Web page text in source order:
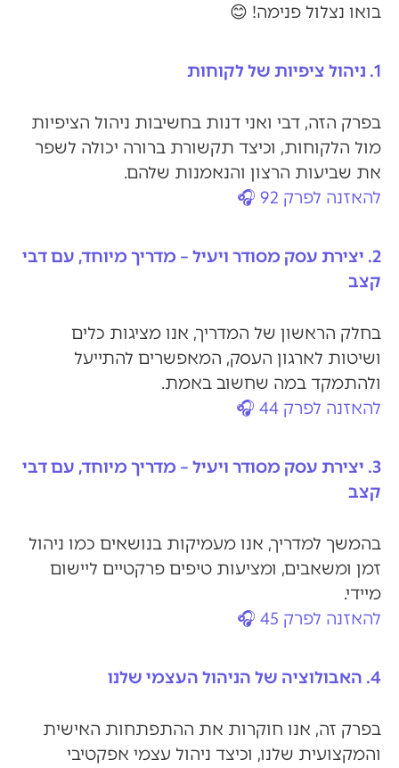
בואו נצלול פנימה! 😊
1. ניהול ציפיות של לקוחות
בפרק הזה, דבי ואני דנות בחשיבות ניהול הציפיות
מול הלקוחות, וכיצד תקשורת ברורה יכולה לשפר
את שביעות הרצון והנאמנות שלהם.
להאזנה לפרק 92 🎧
2. יצירת עסק מסודר ויעיל – מדריך מיוחד, עם דבי
קצב
בחלק הראשון של המדריך, אנו מציגות כלים
ושיטות לארגון העסק, המאפשרים להתייעל
ולהתמקד במה שחשוב באמת.
להאזנה לפרק 44 🎧
3. יצירת עסק מסודר ויעיל – מדריך מיוחד, עם דבי
קצב
בהמשך למדריך, אנו מעמיקות בנושאים כמו ניהול
זמן ומשאבים, ומציעות טיפים פרקטיים ליישום
מיידי.
להאזנה לפרק 45 🎧
4. האבולוציה של הניהול העצמי שלנו
בפרק זה, אנו חוקרות את ההתפתחות האישית
והמקצועית שלנו, וכיצד ניהול עצמי אפקטיבי